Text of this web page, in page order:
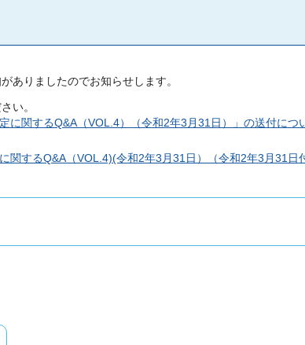
ありましたのでお知らせします。
い。
に関するQ&A（VOL.4）（令和2年3月31日）」の送付につ
関するQ&A（VOL.4)(令和2年3月31日）（令和2年3月31日